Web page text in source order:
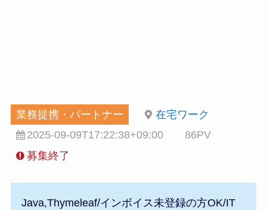
業務提携・パートナー
在宅ワーク
2025-09-09T17:22:38+09:00
86PV
募集終了
Java,Thymeleaf/インボイス未登録の方OK/IT